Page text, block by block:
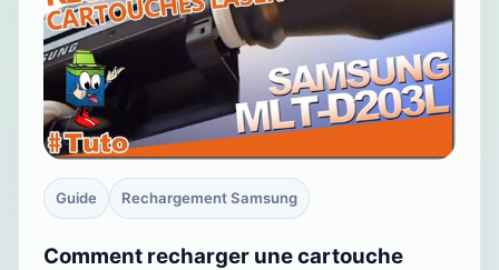
Guide Rechargement Samsung
Comment recharger une cartouche